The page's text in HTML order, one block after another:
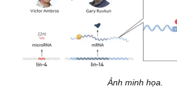
Ảnh minh họa.